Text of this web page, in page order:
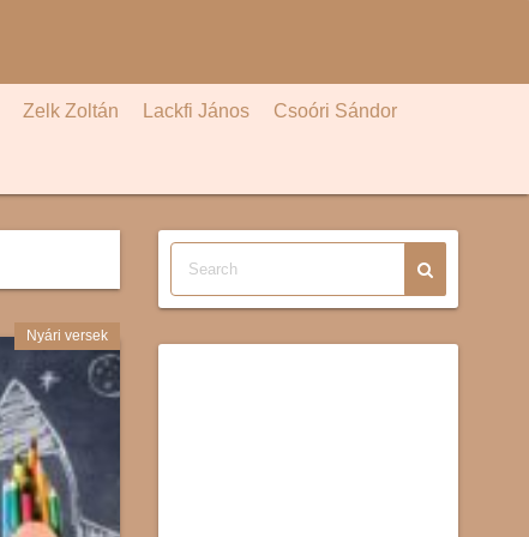
Zelk Zoltán Lackfi János Csoóri Sándor
Nyári versek